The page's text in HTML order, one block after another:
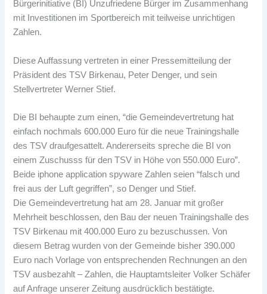
Bürgerinitiative (BI) Unzufriedene Bürger im Zusammenhang
mit Investitionen im Sportbereich mit teilweise unrichtigen
Zahlen.
Diese Auffassung vertreten in einer Pressemitteilung der
Präsident des TSV Birkenau, Peter Denger, und sein
Stellvertreter Werner Stief.
Die BI behaupte zum einen, “die Gemeindevertretung hat
einfach nochmals 600.000 Euro für die neue Trainingshalle
des TSV draufgesattelt. Andererseits spreche die BI von
einem Zuschusss für den TSV in Höhe von 550.000 Euro”.
Beide iphone application spyware Zahlen seien “falsch und
frei aus der Luft gegriffen”, so Denger und Stief.
Die Gemeindevertretung hat am 28. Januar mit großer
Mehrheit beschlossen, den Bau der neuen Trainingshalle des
TSV Birkenau mit 400.000 Euro zu bezuschussen. Von
diesem Betrag wurden von der Gemeinde bisher 390.000
Euro nach Vorlage von entsprechenden Rechnungen an den
TSV ausbezahlt – Zahlen, die Hauptamtsleiter Volker Schäfer
auf Anfrage unserer Zeitung ausdrücklich bestätigte.